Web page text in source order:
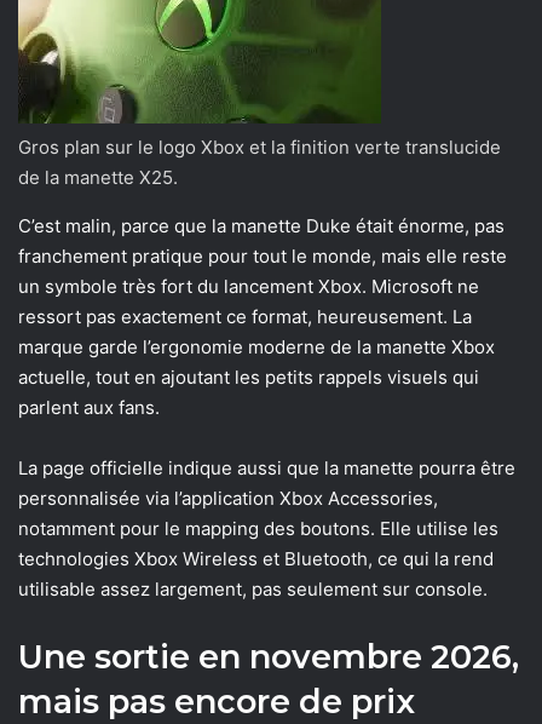
Gros plan sur le logo Xbox et la finition verte translucide
de la manette X25.
C’est malin, parce que la manette Duke était énorme, pas
franchement pratique pour tout le monde, mais elle reste
un symbole très fort du lancement Xbox. Microsoft ne
ressort pas exactement ce format, heureusement. La
marque garde l’ergonomie moderne de la manette Xbox
actuelle, tout en ajoutant les petits rappels visuels qui
parlent aux fans.
La page officielle indique aussi que la manette pourra être
personnalisée via l’application Xbox Accessories,
notamment pour le mapping des boutons. Elle utilise les
technologies Xbox Wireless et Bluetooth, ce qui la rend
utilisable assez largement, pas seulement sur console.
Une sortie en novembre 2026,
mais pas encore de prix